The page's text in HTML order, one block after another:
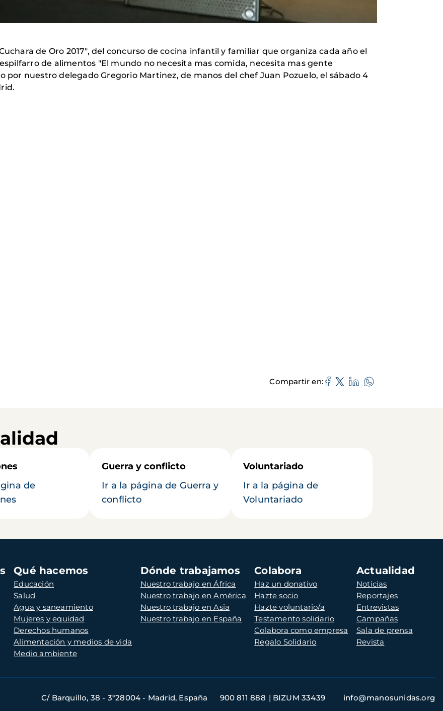
de Oro 2017", del concurso de cocina infantil y familiar que organiza cada año el
de alimentos "El mundo no necesita mas comida, necesita mas gente
nuestro delegado Gregorio Martinez, de manos del chef Juan Pozuelo, el sábado 4
Compartir en
de
Guerra y conflicto
Ir a la página de Guerra y
conflicto
Voluntariado
Ir a la página de
Voluntariado
Qué hacemos
Educación
Salud
Agua y saneamiento
Mujeres y equidad
Derechos humanos
Alimentación y medios de vida
Medio ambiente
Dónde trabajamos
Nuestro trabajo en África
Nuestro trabajo en América
Nuestro trabajo en Asia
Nuestro trabajo en España
Colabora
Haz un donativo
Hazte socio
Hazte voluntario/a
Testamento solidario
Colabora como empresa
Regalo Solidario
Actualidad
Noticias
Reportajes
Entrevistas
Campañas
Sala de prensa
Revista
C/ Barquillo, 38 - 3º28004 - Madrid, España 900 811 888 BIZUM 33439 info@manosunidas.org